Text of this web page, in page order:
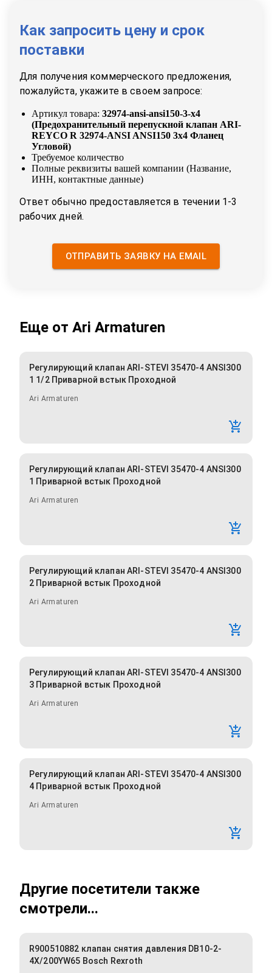
Как запросить цену и срок
поставки
Для получения коммерческого предложения,
пожалуйста, укажите в своем запросе:
Артикул товара: 32974-ansi-ansi150-3-x4
(Предохранительный перепускной клапан ARI-
REYCO R 32974-ANSI ANSI150 3x4 Фланец
Угловой)
Требуемое количество
Полные реквизиты вашей компании (Название,
ИНН, контактные данные)
Ответ обычно предоставляется в течении 1-3
рабочих дней.
ОТПРАВИТЬ ЗАЯВКУ НА EMAIL
Еще от Ari Armaturen
Регулирующий клапан ARI-STEVI 35470-4 ANSI300
1 1/2 Приварной встык Проходной
Ari Armaturen
Регулирующий клапан ARI-STEVI 35470-4 ANSI300
1 Приварной встык Проходной
Ari Armaturen
Регулирующий клапан ARI-STEVI 35470-4 ANSI300
2 Приварной встык Проходной
Ari Armaturen
Регулирующий клапан ARI-STEVI 35470-4 ANSI300
3 Приварной встык Проходной
Ari Armaturen
Регулирующий клапан ARI-STEVI 35470-4 ANSI300
4 Приварной встык Проходной
Ari Armaturen
Другие посетители также
смотрели...
R900510882 клапан снятия давления DB10-2-
4X/200YW65 Bosch Rexroth